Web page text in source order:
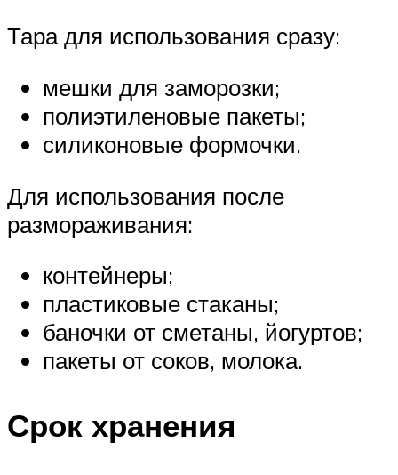
Тара для использования сразу:
мешки для заморозки;
полиэтиленовые пакеты;
силиконовые формочки.
Для использования после
размораживания:
контейнеры;
пластиковые стаканы;
баночки от сметаны, йогуртов;
пакеты от соков, молока.
Срок хранения